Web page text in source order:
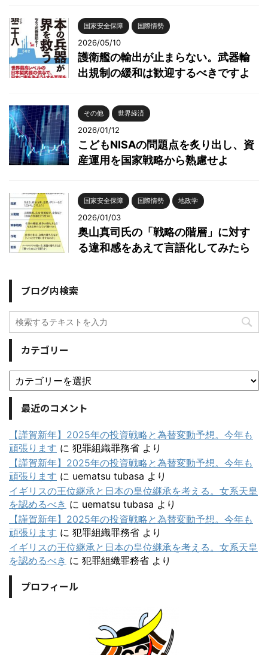
国家安全保障 国際情勢
2026/05/10
護衛艦の輸出が止まらない。武器輸
出規制の緩和は歓迎するべきですよ
その他 世界経済
2026/01/12
こどもNISAの問題点を炙り出し、資
産運用を国家戦略から熟慮せよ
国家安全保障 国際情勢 地政学
2026/01/03
奥山真司氏の「戦略の階層」に対す
る違和感をあえて言語化してみたら
ブログ内検索
カテゴリー
最近のコメント
【謹賀新年】2025年の投資戦略と為替変動予想。今年も
頑張ります に 犯罪組織罪務省 より
【謹賀新年】2025年の投資戦略と為替変動予想。今年も
頑張ります に uematsu tubasa より
イギリスの王位継承と日本の皇位継承を考える。女系天皇
を認めるべき に uematsu tubasa より
【謹賀新年】2025年の投資戦略と為替変動予想。今年も
頑張ります に 犯罪組織罪務省 より
イギリスの王位継承と日本の皇位継承を考える。女系天皇
を認めるべき に 犯罪組織罪務省 より
プロフィール